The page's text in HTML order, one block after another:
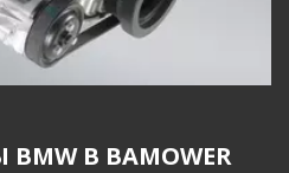
В BAMOWER